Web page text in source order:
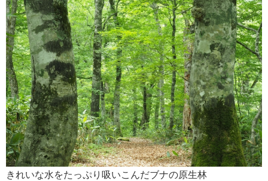
きれいな水をたっぷり吸いこんだブナの原生林